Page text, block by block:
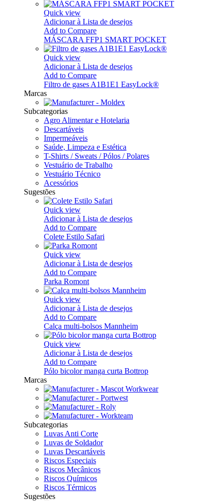
Quick view
Adicionar à Lista de desejos
Add to Compare
MÁSCARA FFP1 SMART POCKET
Quick view
Adicionar à Lista de desejos
Add to Compare
Filtro de gases A1B1E1 EasyLock®
Marcas
Subcategorias
Agro Alimentar e Hotelaria
Descartáveis
Impermeáveis
Saúde, Limpeza e Estética
T-Shirts / Sweats / Pólos / Polares
Vestuário de Trabalho
Vestuário Técnico
Acessórios
Sugestões
Quick view
Adicionar à Lista de desejos
Add to Compare
Colete Estilo Safari
Quick view
Adicionar à Lista de desejos
Add to Compare
Parka Romont
Quick view
Adicionar à Lista de desejos
Add to Compare
Calça multi-bolsos Mannheim
Quick view
Adicionar à Lista de desejos
Add to Compare
Pólo bicolor manga curta Bottrop
Marcas
Subcategorias
Luvas Anti Corte
Luvas de Soldador
Luvas Descartáveis
Riscos Especiais
Riscos Mecânicos
Riscos Químicos
Riscos Térmicos
Sugestões